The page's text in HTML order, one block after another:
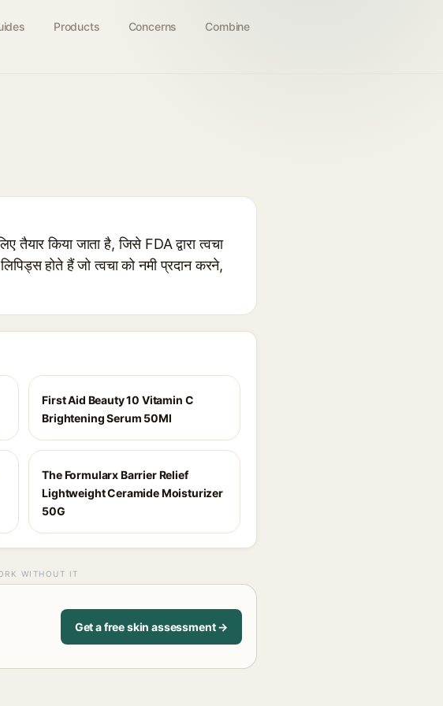
Products Concerns Combine
किया जाता है, जिसे FDA द्वारा त्वचा
होते हैं जो त्वचा को नमी प्रदान करने,
First Aid Beauty 10 Vitamin C
Brightening Serum 50Ml
The Formularx Barrier Relief
Lightweight Ceramide Moisturizer
50G
WITHOUT IT
Get a free skin assessment →